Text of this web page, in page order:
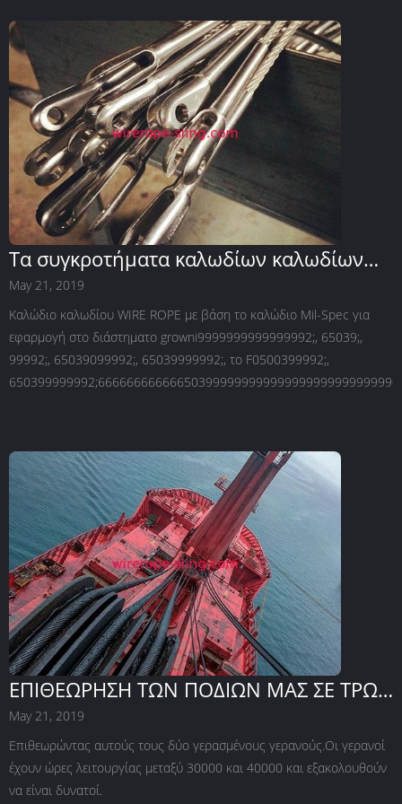
Τα συγκροτήματα καλωδίων καλωδίων
καλωδίων καλωδίων του Mil-Spec, έτοιμα
για μετάβαση
May 21, 2019
Καλώδιο καλωδίου WIRE ROPE με βάση το καλώδιο Mil-Spec για
εφαρμογή στο διάστηματο growni9999999999999992;, 65039;,
99992;, 65039099992;, 65039999992;, το F0500399992;,
ΕΠΙΘΕΩΡΗΣΗ ΤΩΝ ΠΟΔΙΩΝ ΜΑΣ ΣΕ ΤΡΩΑ
30000 και 40000 ωρών λειτουργίας.
May 21, 2019
Επιθεωρώντας αυτούς τους δύο γερασμένους γερανούς.Οι γερανοί
έχουν ώρες λειτουργίας μεταξύ 30000 και 40000 και εξακολουθούν
να είναι δυνατοί.